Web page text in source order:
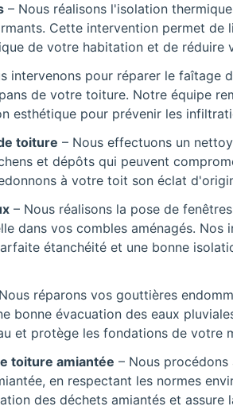
– Nous réalisons l'isolation
Cette intervention permet de
de votre habitation et de réduire
intervenons pour réparer le faîtage
de votre toiture. Notre équipe
esthétique pour prévenir les
toiture – Nous effectuons un
et dépôts qui peuvent
à votre toit son éclat
– Nous réalisons la pose de
dans vos combles aménagés.
étanchéité et une bonne
réparons vos gouttières
bonne évacuation des eaux
et protège les fondations de votre
toiture amiantée – Nous
en respectant les normes
des déchets amiantés et